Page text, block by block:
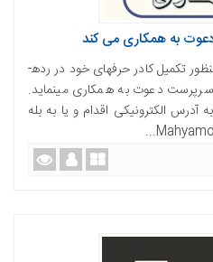
به همکاری می کند
مؤسسه حسابرسی محیامشار به منظور تکمیل کادر حرفه­ای خود در رده­
دعوت به همکاری می­نماید.
آدرس الکترونیکی اقدام و یا به بله